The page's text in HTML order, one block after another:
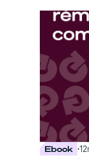
Ebook ·12